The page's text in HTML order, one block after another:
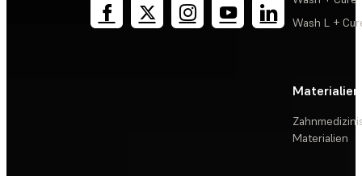
Wash L +
Materialien
Materialien